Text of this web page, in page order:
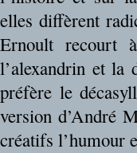
elles diffèrent
Ernoult recourt
l’alexandrin et la
préfère le
version d’André
créatifs l’humour